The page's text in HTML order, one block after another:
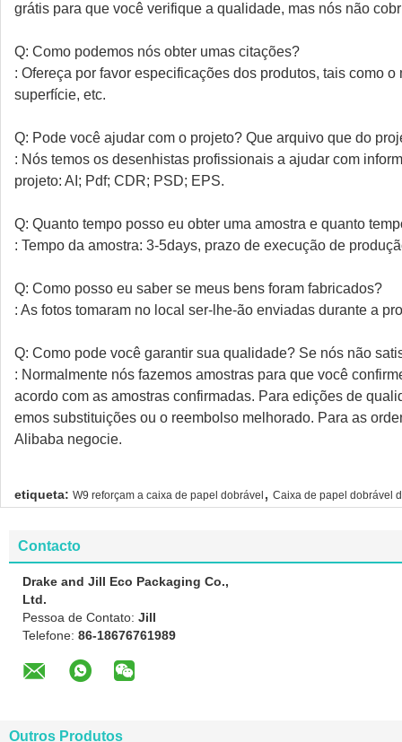
grátis para que você verifique a qualidade, mas nós não
Q: Como podemos nós obter umas citações?
: Ofereça por favor especificações dos produtos, tais como
superfície, etc.
Q: Pode você ajudar com o projeto? Que arquivo que do
: Nós temos os desenhistas profissionais a ajudar com
projeto: AI; Pdf; CDR; PSD; EPS.
Q: Quanto tempo posso eu obter uma amostra e quanto
: Tempo da amostra: 3-5days, prazo de execução de
Q: Como posso eu saber se meus bens foram fabricados?
: As fotos tomaram no local ser-lhe-ão enviadas durante a
Q: Como pode você garantir sua qualidade? Se nós não
: Normalmente nós fazemos amostras para que você
acordo com as amostras confirmadas. Para edições de
emos substituições ou o reembolso melhorado. Para as
Alibaba negocie.
etiqueta: W9 reforçam a caixa de papel dobrável , Caixa de papel dobrável
Contacto
Drake and Jill Eco Packaging Co.,
Ltd.
Pessoa de Contato: Jill
Telefone: 86-18676761989
Outros Produtos